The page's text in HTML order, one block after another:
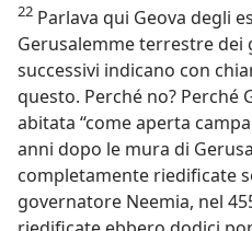
22 Parlava qui Geova degli
Gerusalemme terrestre dei
successivi indicano con
questo. Perché no? Perché
abitata “come aperta
anni dopo le mura di
completamente riedificate
governatore Neemia, nel